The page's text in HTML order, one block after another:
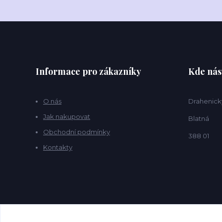
Informace pro zákazníky
O nás
Jak nakupovat
Obchodní podmínky
Kontakty
Kde
Blatná
388 01